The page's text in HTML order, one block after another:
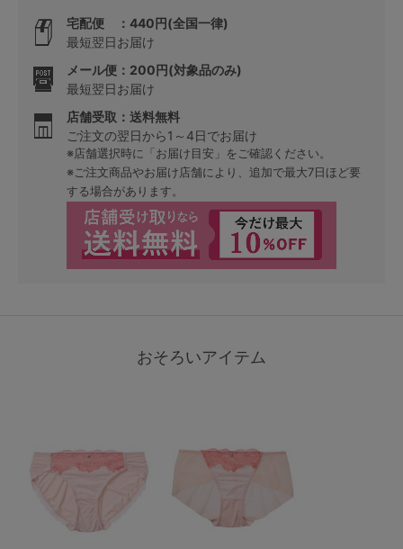
宅配便 ：440円(全国一律)
最短翌日お届け
メール便：200円(対象品のみ)
最短翌日お届け
店舗受取：送料無料
ご注文の翌日から1～4日でお届け
※店舗選択時に「お届け目安」をご確認ください。
※ご注文商品やお届け店舗により、追加で最大7日ほど要
する場合があります。
おそろいアイテム